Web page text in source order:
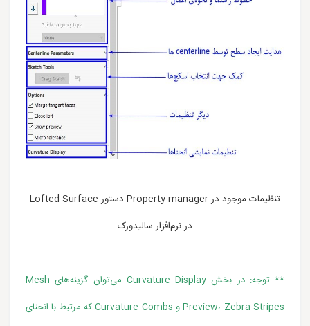
تنظیمات موجود در Property manager دستور Lofted Surface
در نرم‌افزار سالیدورک
** توجه: در بخش Curvature Display می‌توان گزینه‌های Mesh
Preview، Zebra Stripes و Curvature Combs که مرتبط با انحنای